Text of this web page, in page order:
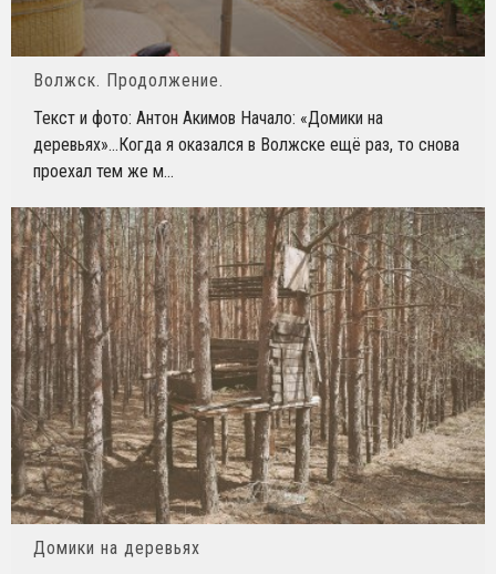
Волжск. Продолжение.
Текст и фото: Антон Акимов Начало: «Домики на
деревьях»…Когда я оказался в Волжске ещё раз, то снова
проехал тем же м...
Домики на деревьях